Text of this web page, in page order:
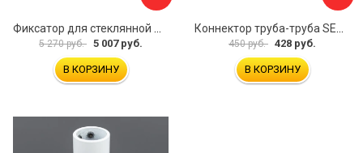
5 270 руб. 5 007 руб.
В КОРЗИНУ
450 руб. 428 руб.
В КОРЗИНУ